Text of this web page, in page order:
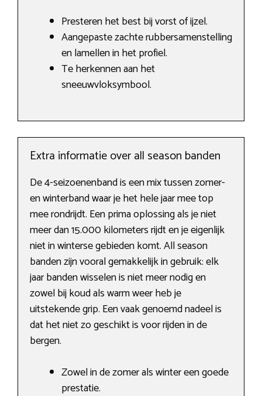
Presteren het best bij vorst of ijzel.
Aangepaste zachte rubbersamenstelling
en lamellen in het profiel.
Te herkennen aan het
sneeuwvloksymbool.
Extra informatie over all season banden
De 4-seizoenenband is een mix tussen zomer-
en winterband waar je het hele jaar mee top
mee rondrijdt. Een prima oplossing als je niet
meer dan 15.000 kilometers rijdt en je eigenlijk
niet in winterse gebieden komt. All season
banden zijn vooral gemakkelijk in gebruik: elk
jaar banden wisselen is niet meer nodig en
zowel bij koud als warm weer heb je
uitstekende grip. Een vaak genoemd nadeel is
dat het niet zo geschikt is voor rijden in de
bergen.
Zowel in de zomer als winter een goede
prestatie.